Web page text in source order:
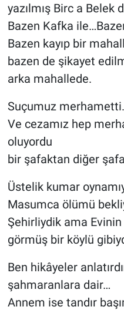
yazılmış Birc a Belek
Bazen Kafka
Bazen kayıp bir
bazen de şikayet
arka mahallede.
Suçumuz merhametti.
Ve cezamız hep
oluyordu
bir şafaktan diğer
Üstelik kumar
Masumca ölümü
Şehirliydik ama Evinin
görmüş bir köylü
Ben hikâyeler
şahmaranlara dair…
Annem ise tandır